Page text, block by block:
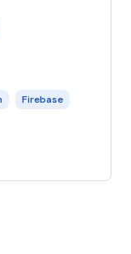
集成了多个
需安装软件，
与他人共享项
Firebase